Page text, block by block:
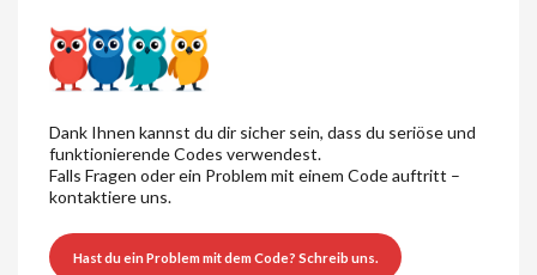
Dank Ihnen kannst du dir sicher sein, dass du seriöse und
funktionierende Codes verwendest.
Falls Fragen oder ein Problem mit einem Code auftritt –
kontaktiere uns.
Hast du ein Problem mit dem Code? Schreib uns.